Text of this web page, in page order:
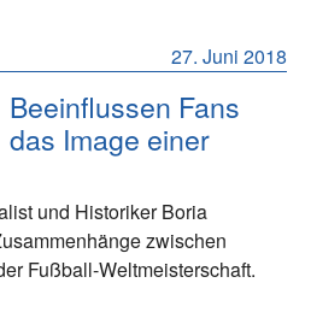
27. Juni 2018
Beeinflussen Fans
das Image einer
und Historiker Boria
zwischen
Fußball-Weltmeisterschaft.